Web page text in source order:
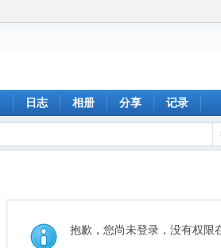
日志 相册 分享 记录
抱歉，您尚未登录，没有权限